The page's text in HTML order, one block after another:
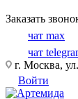
Заказать
чат max
чат
г. Москва,
Войти